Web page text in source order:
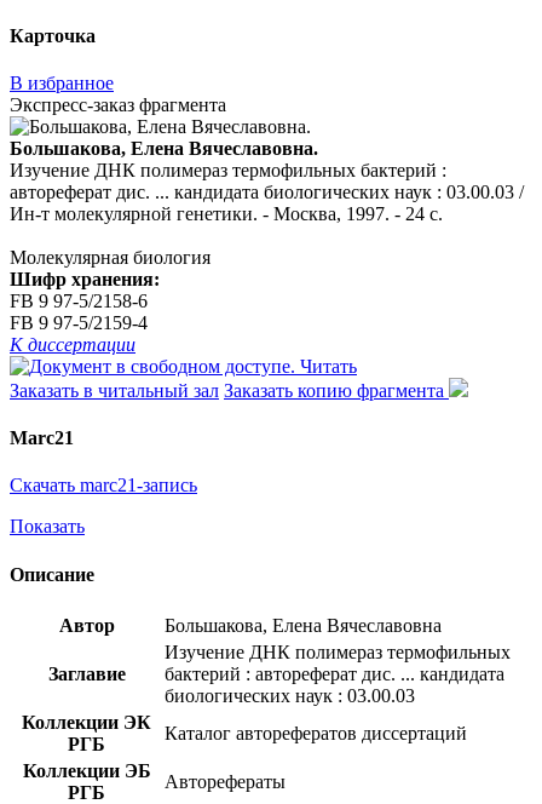
Карточка
В избранное
Экспресс-заказ фрагмента
Большакова, Елена Вячеславовна.
Изучение ДНК полимераз термофильных бактерий :
автореферат дис. ... кандидата биологических наук : 03.00.03 /
Ин-т молекулярной генетики. - Москва, 1997. - 24 с.
Молекулярная биология
Шифр хранения:
FB 9 97-5/2158-6
FB 9 97-5/2159-4
К диссертации
Читать
Заказать в читальный зал Заказать копию фрагмента
Marc21
Скачать marc21-запись
Показать
Описание
Автор Большакова, Елена Вячеславовна
Заглавие
Изучение ДНК полимераз термофильных
бактерий : автореферат дис. ... кандидата
биологических наук : 03.00.03
Коллекции ЭК
РГБ
Каталог авторефератов диссертаций
Коллекции ЭБ
РГБ
Авторефераты